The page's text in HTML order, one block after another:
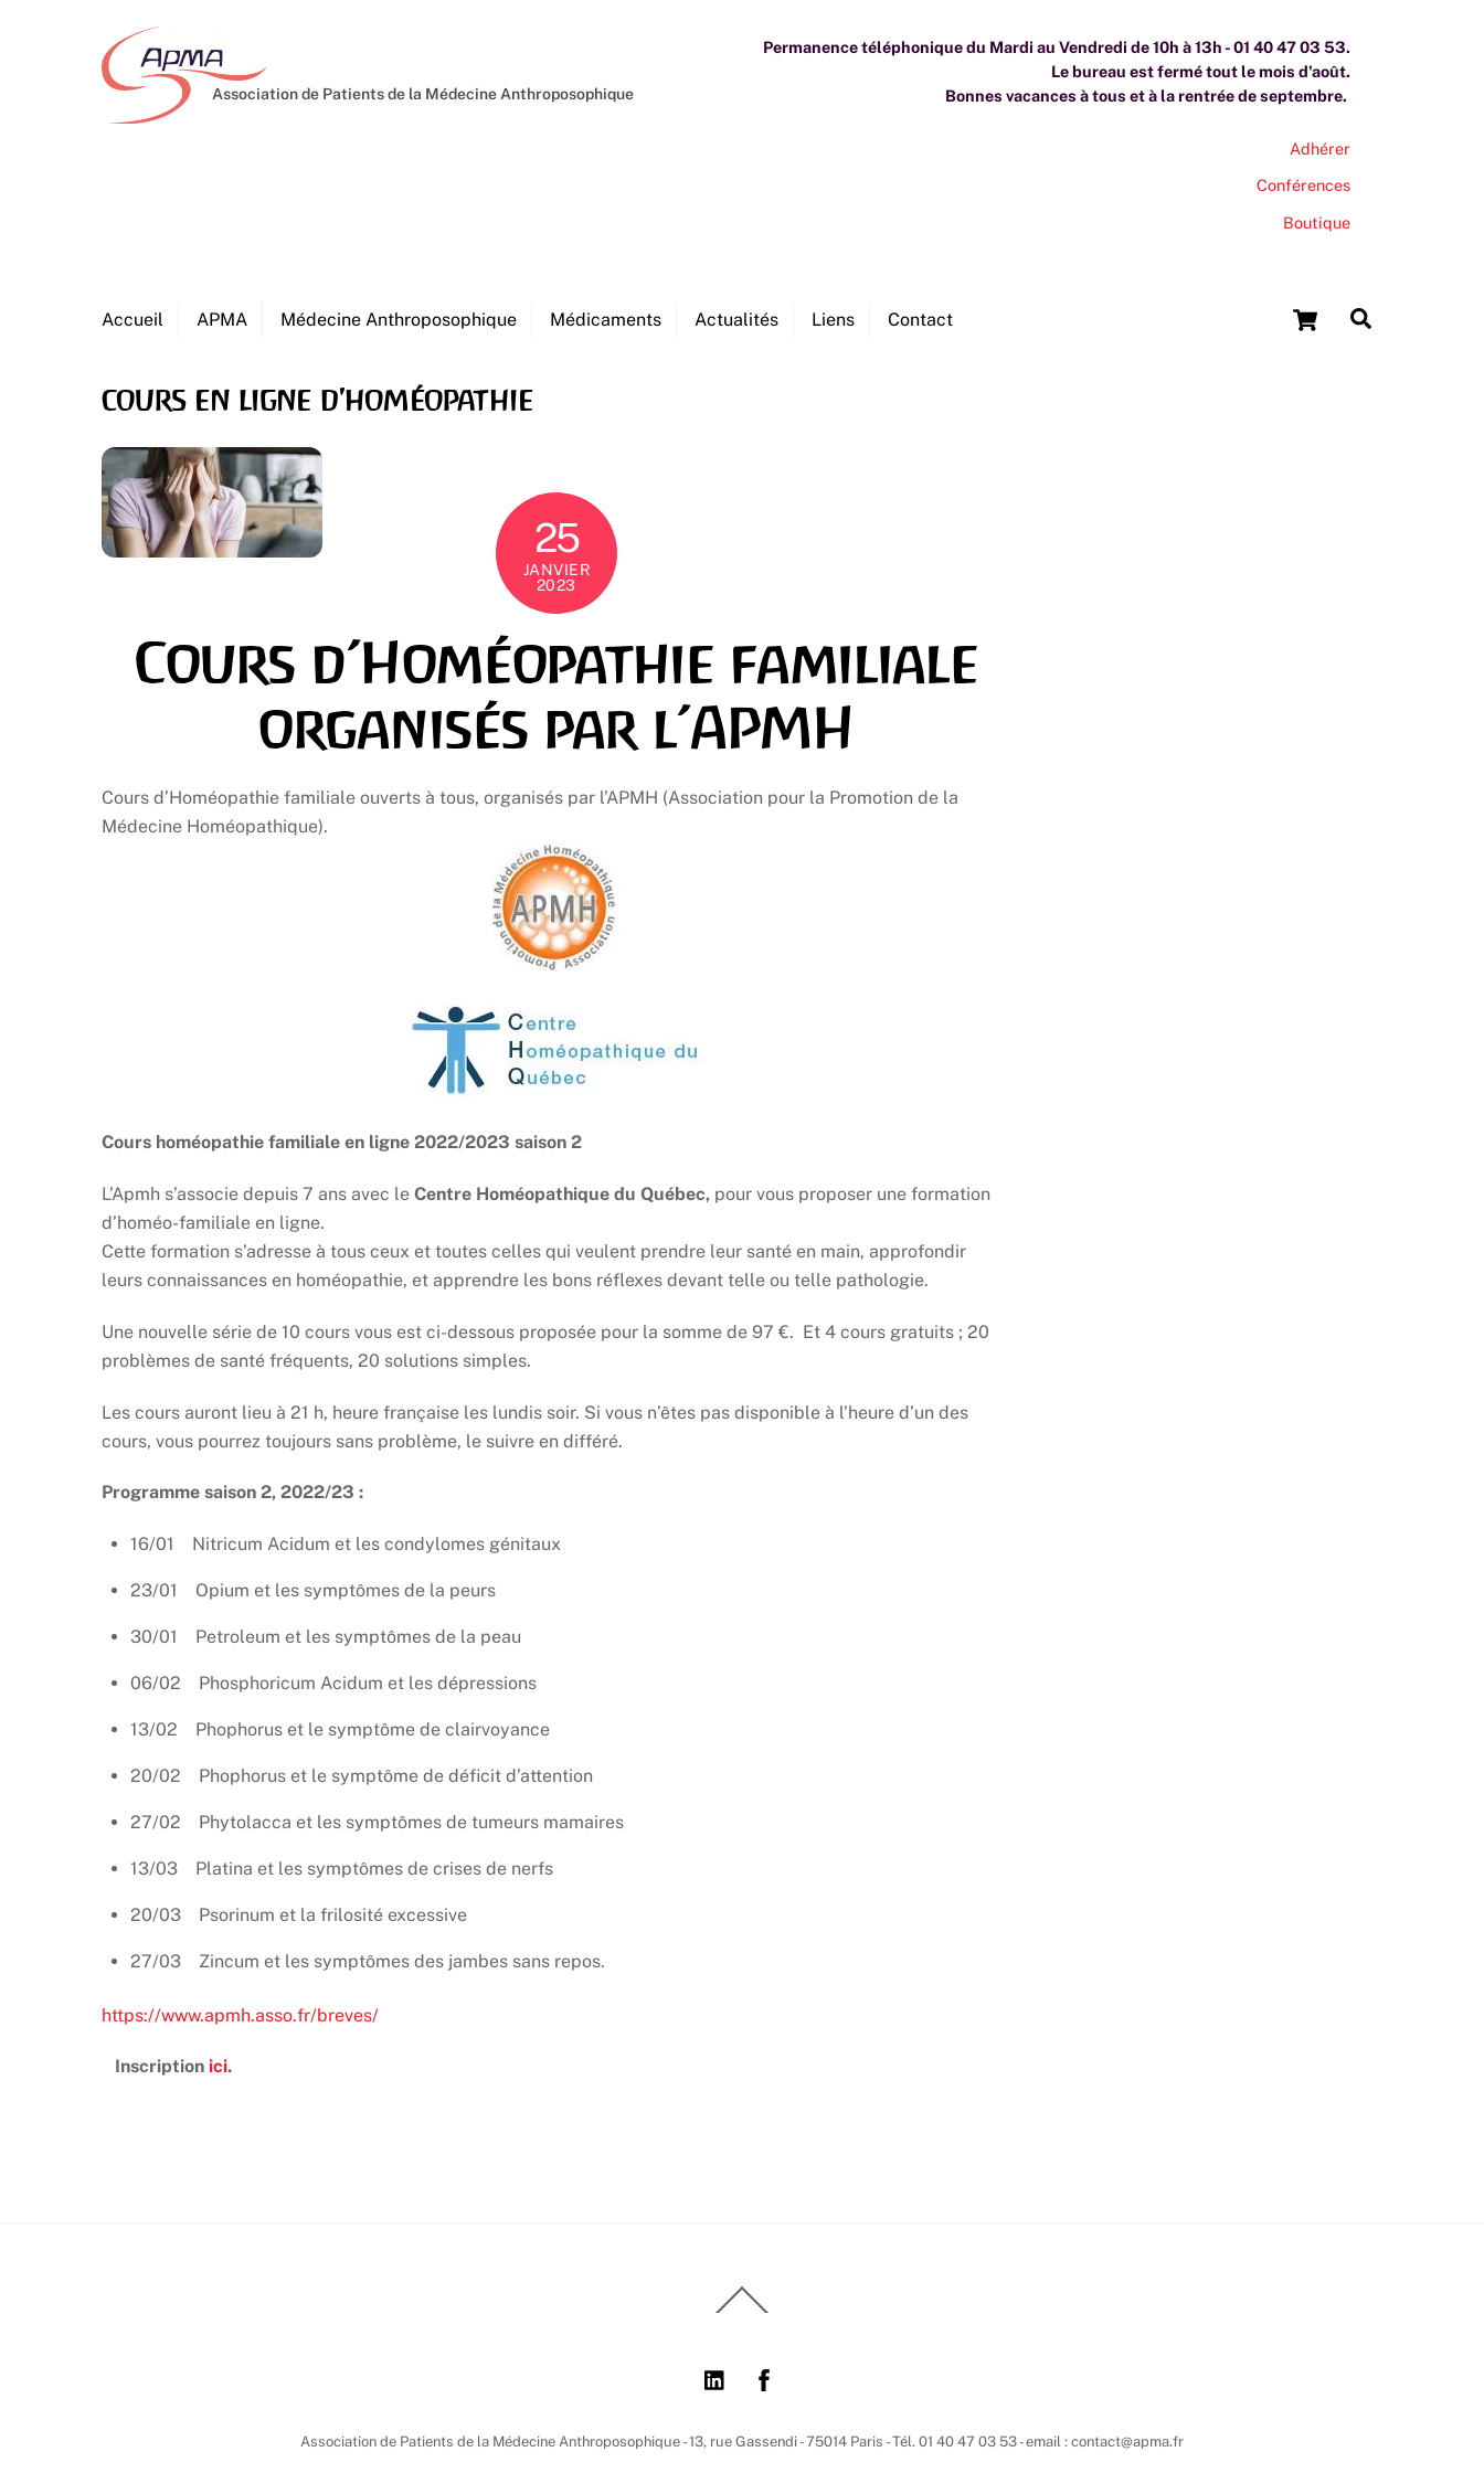
Association de Patients de la Médecine Anthroposophique
Cart
Accueil APMA Médecine Anthroposophique Médicaments Actualités Liens Contact
Permanence téléphonique du Mardi au Vendredi de 10h à 13h - 01 40 47 03 53.
Le bureau est fermé tout le mois d'août.
Bonnes vacances à tous et à la rentrée de septembre.
Adhérer
Conférences
Boutique
cours en ligne d'homéopathie
25
JANVIER
2023
Cours d’Homéopathie familiale
organisés par l’APMH
Cours d’Homéopathie familiale ouverts à tous, organisés par l’APMH (Association pour la Promotion de la
Médecine Homéopathique).
Cours homéopathie familiale en ligne 2022/2023 saison 2
L’Apmh s’associe depuis 7 ans avec le Centre Homéopathique du Québec, pour vous proposer une formation
d’homéo-familiale en ligne.
Cette formation s’adresse à tous ceux et toutes celles qui veulent prendre leur santé en main, approfondir
leurs connaissances en homéopathie, et apprendre les bons réflexes devant telle ou telle pathologie.
Une nouvelle série de 10 cours vous est ci-dessous proposée pour la somme de 97 €. Et 4 cours gratuits ; 20
problèmes de santé fréquents, 20 solutions simples.
Les cours auront lieu à 21 h, heure française les lundis soir. Si vous n’êtes pas disponible à l’heure d’un des
cours, vous pourrez toujours sans problème, le suivre en différé.
Programme saison 2, 2022/23 :
16/01 Nitricum Acidum et les condylomes génitaux
23/01 Opium et les symptômes de la peurs
30/01 Petroleum et les symptômes de la peau
06/02 Phosphoricum Acidum et les dépressions
13/02 Phophorus et le symptôme de clairvoyance
20/02 Phophorus et le symptôme de déficit d’attention
27/02 Phytolacca et les symptômes de tumeurs mamaires
13/03 Platina et les symptômes de crises de nerfs
20/03 Psorinum et la frilosité excessive
27/03 Zincum et les symptômes des jambes sans repos.
https://www.apmh.asso.fr/breves/
Inscription ici.
To
Association de Patients de la Médecine Anthroposophique - 13, rue Gassendi - 75014 Paris - Tél. 01 40 47 03 53 - email : contact@apma.fr